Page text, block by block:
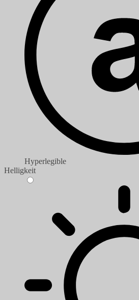
Hyperlegible
Helligkeit